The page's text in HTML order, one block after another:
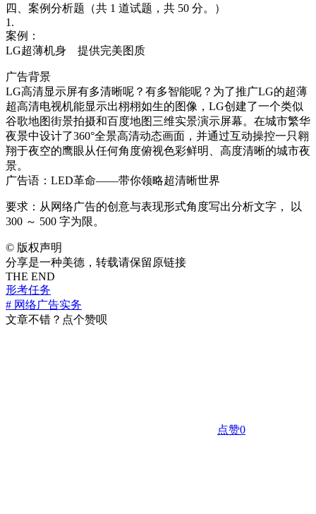
四、案例分析题（共 1 道试题，共 50 分。）
1.
案例：
LG超薄机身 提供完美图质
广告背景
LG高清显示屏有多清晰呢？有多智能呢？为了推广LG的超薄
超高清电视机能显示出栩栩如生的图像，LG创建了一个类似
谷歌地图街景拍摄和百度地图三维实景演示屏幕。在城市繁华
夜景中设计了360°全景高清动态画面，并通过互动操控一只翱
翔于夜空的鹰眼从任何角度俯视色彩鲜明、高度清晰的城市夜
景。
广告语：LED革命——带你领略超清晰世界
要求：从网络广告的创意与表现形式角度写出分析文字， 以
300 ～ 500 字为限。
© 版权声明
分享是一种美德，转载请保留原链接
THE END
形考任务
# 网络广告实务
文章不错？点个赞呗
点赞0